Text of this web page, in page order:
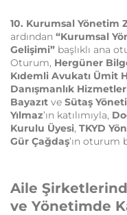
10. Kurumsal Yönetim
ardından “Kurumsal
Gelişimi” başlıklı ana
Oturum, Hergüner
Kıdemli Avukatı Ümit
Danışmanlık
Bayazıt ve Sütaş
Yılmaz’ın katılımıyla,
Kurulu Üyesi, TKYD
Gür Çağdaş’ın oturum
Aile
ve Yönetimde